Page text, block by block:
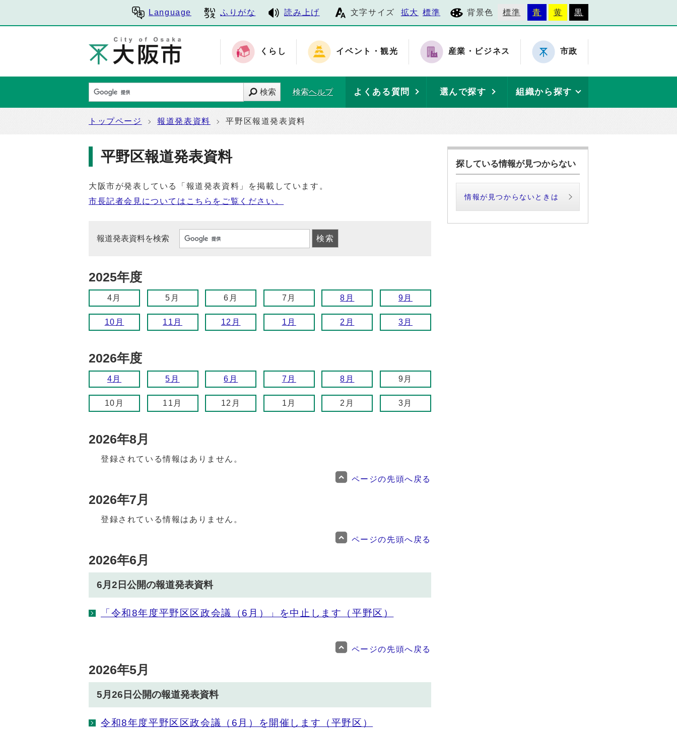
Language ふりがな 読み上げ 文字サイズ 拡大 標準 背景色 標準 青 黄 黒
くらし イベント・観光 産業・ビジネス 市政
検索 検索ヘルプ よくある質問 選んで探す 組織から探す
トップページ 報道発表資料 平野区報道発表資料
平野区報道発表資料
大阪市が発表している「報道発表資料」を掲載しています。
市長記者会見についてはこちらをご覧ください。
報道発表資料を検索
2025年度
4月 5月 6月 7月 8月 9月
10月 11月 12月 1月 2月 3月
2026年度
4月 5月 6月 7月 8月 9月
10月 11月 12月 1月 2月 3月
2026年8月
登録されている情報はありません。
ページの先頭へ戻る
2026年7月
登録されている情報はありません。
ページの先頭へ戻る
2026年6月
6月2日公開の報道発表資料
「令和8年度平野区区政会議（6月）」を中止します（平野区）
ページの先頭へ戻る
2026年5月
5月26日公開の報道発表資料
令和8年度平野区区政会議（6月）を開催します（平野区）
探している情報が見つからない
情報が見つからないときは